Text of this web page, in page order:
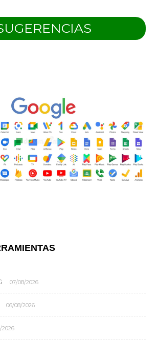
07/08/2026
06/08/2026
2026